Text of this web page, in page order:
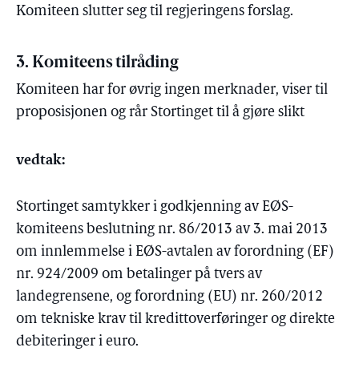
Komiteen slutter seg til regjeringens forslag.
3. Komiteens tilråding
Komiteen har for øvrig ingen merknader, viser til
proposisjonen og rår Stortinget til å gjøre slikt
vedtak:
Stortinget samtykker i godkjenning av EØS-
komiteens beslutning nr. 86/2013 av 3. mai 2013
om innlemmelse i EØS-avtalen av forordning (EF)
nr. 924/2009 om betalinger på tvers av
landegrensene, og forordning (EU) nr. 260/2012
om tekniske krav til kredittoverføringer og direkte
debiteringer i euro.